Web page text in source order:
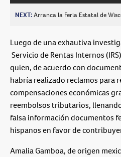
NEXT:Arranca la Feria Estatal de
Luego de una exhautiva
Servicio de Rentas Internos
quien, de acuerdo con
habría realizado reclamos para
compensaciones económicas
reembolsos tributarios,
falsa información documentos
hispanos en favor de
Amalia Gamboa, de origen